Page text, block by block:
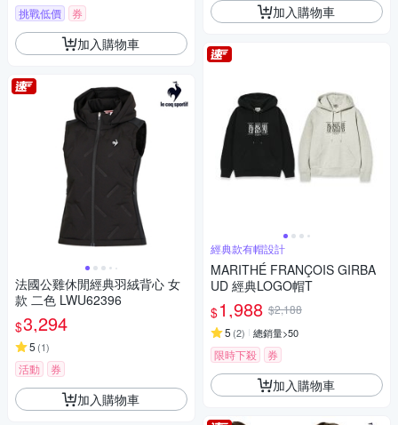
挑戰低價 券
加入購物車
法國公雞休閒經典羽絨背心 女
款 二色 LWU62396
$3,294
5 (1)
活動 券
加入購物車
加入購物車
經典款有帽設計
MARITHÉ FRANÇOIS GIRBA
UD 經典LOGO帽T
$1,988 $2,188
5 (2) 總銷量>50
限時下殺 券
加入購物車